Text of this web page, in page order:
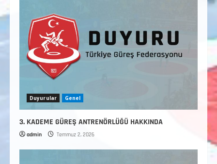
Duyurular Genel
3. KADEME GÜREŞ ANTRENÖRLÜĞÜ HAKKINDA
admin Temmuz 2, 2026